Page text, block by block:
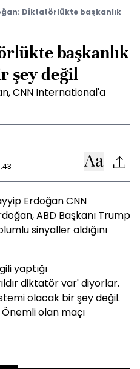
Diktatörlükte başkanlık
başkanlık
şey değil
CNN International'a
Erdoğan CNN
ABD Başkanı Trump
sinyaller aldığını
yaptığı
diktatör var' diyorlar.
olacak bir şey değil.
olan maçı